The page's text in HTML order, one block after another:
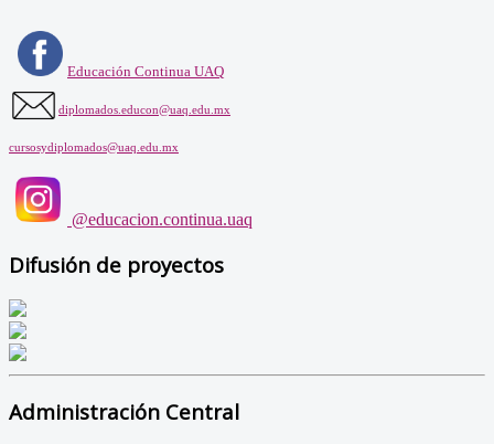
Educación Continua UAQ
diplomados.educon@uaq.edu.mx
cursosydiplomados@uaq.edu.mx
@educacion.continua.uaq
Difusión de proyectos
Administración Central